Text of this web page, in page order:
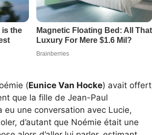
(Eunice Van Hocke) avait offert
que la fille de Jean-Paul
eu une conversation avec Lucie,
d’autant que Noémie était une